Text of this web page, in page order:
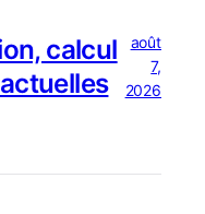
calcul
août
7,
2026